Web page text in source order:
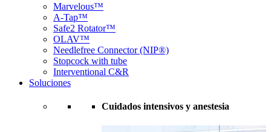
Marvelous™
A-Tap™
Safe2 Rotator™
OLAV™
Needlefree Connector (NIP®)
Stopcock with tube
Interventional C&R
Soluciones
Cuidados intensivos y anestesia